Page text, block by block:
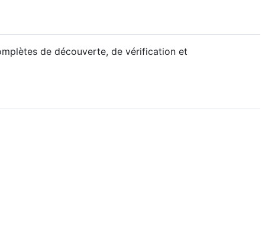
de découverte, de vérification et